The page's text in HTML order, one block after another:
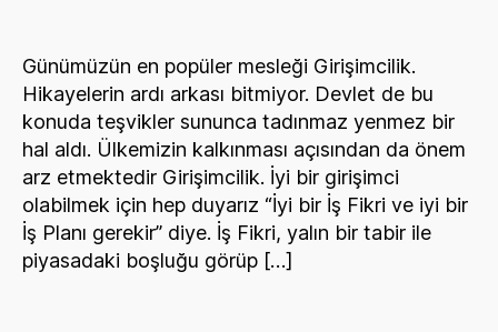
Günümüzün en popüler mesleği Girişimcilik.
Hikayelerin ardı arkası bitmiyor. Devlet de bu
konuda teşvikler sununca tadınmaz yenmez bir
hal aldı. Ülkemizin kalkınması açısından da önem
arz etmektedir Girişimcilik. İyi bir girişimci
olabilmek için hep duyarız “İyi bir İş Fikri ve iyi bir
İş Planı gerekir” diye. İş Fikri, yalın bir tabir ile
piyasadaki boşluğu görüp […]